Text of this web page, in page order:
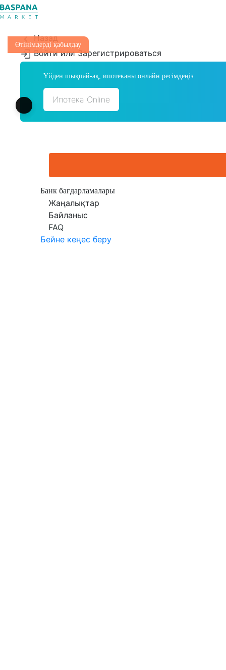
Назад
Войти или Зарегистрироваться
Үйден шықпай-ақ, ипотеканы онлайн ресімдеңіз
Ипотека Online
Банк бағдарламалары
Жаңалықтар
Байланыс
FAQ
Бейне кеңес беру
Өтінімдерді қабылдау